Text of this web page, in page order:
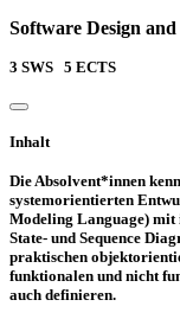
Software Design
3 SWS 5 ECTS
Inhalt
Die Absolvent*innen
systemorientierten
Modeling Language) mit
State- und Sequence
praktischen
funktionalen und nicht
auch definieren.